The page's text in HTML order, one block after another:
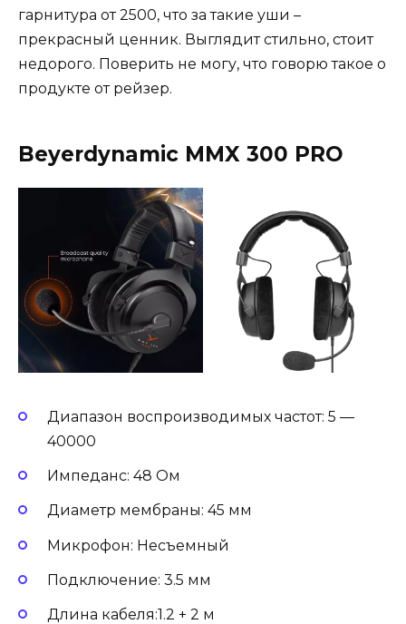
гарнитура от 2500, что за такие уши –
прекрасный ценник. Выглядит стильно, стоит
недорого. Поверить не могу, что говорю такое о
продукте от рейзер.
Beyerdynamic MMX 300 PRO
Диапазон воспроизводимых частот: 5 —
40000
Импеданс: 48 Ом
Диаметр мембраны: 45 мм
Микрофон: Несъемный
Подключение: 3.5 мм
Длина кабеля:1.2 + 2 м